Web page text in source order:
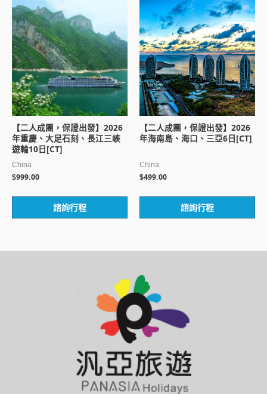
【二人成團，保證出發】2026
年重慶、大足石刻、長江三峽
遊輪10日[CT]
China
$999.00
評
滿
諮詢行程
【二人成團，保證出發】2026
年海南島、海口、三亞6日[CT]
China
$499.00
評
滿
諮詢行程